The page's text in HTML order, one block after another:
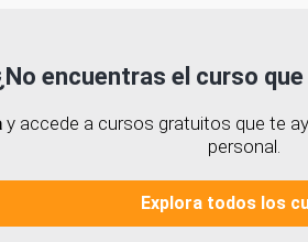
encuentras el curso
y accede a cursos gratuitos que te
personal.
Explora todos los